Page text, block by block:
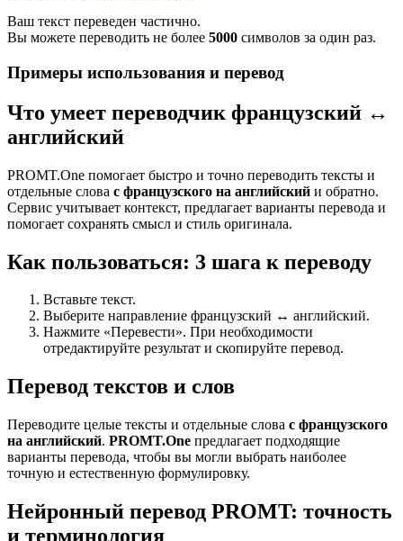
Ваш текст переведен частично.
Вы можете переводить не более 5000 символов за один раз.
Примеры использования и перевод
Что умеет переводчик французский ↔
английский
PROMT.One помогает быстро и точно переводить тексты и
отдельные слова с французского на английский и обратно.
Сервис учитывает контекст, предлагает варианты перевода и
помогает сохранять смысл и стиль оригинала.
Как пользоваться: 3 шага к переводу
Вставьте текст.
Выберите направление французский ↔ английский.
Нажмите «Перевести». При необходимости
отредактируйте результат и скопируйте перевод.
Перевод текстов и слов
Переводите целые тексты и отдельные слова с французского
на английский. PROMT.One предлагает подходящие
варианты перевода, чтобы вы могли выбрать наиболее
точную и естественную формулировку.
Нейронный перевод PROMT: точность
и терминология